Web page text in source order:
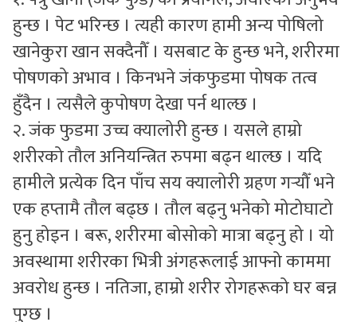
हुन्छ । पेट भरिन्छ । त्यही कारण हामी अन्य पोषिलो
खानेकुरा खान सक्दैनौँ । यसबाट के हुन्छ भने, शरीरमा
पोषणको अभाव । किनभने जंकफुडमा पोषक तत्व
हुँदैन । त्यसैले कुपोषण देखा पर्न थाल्छ ।
२. जंक फुडमा उच्च क्यालोरी हुन्छ । यसले हाम्रो
शरीरको तौल अनियन्त्रित रुपमा बढ्न थाल्छ । यदि
हामीले प्रत्येक दिन पाँच सय क्यालोरी ग्रहण गर्‍यौँ भने
एक हप्तामै तौल बढ्छ । तौल बढ्नु भनेको मोटोघाटो
हुनु होइन । बरू, शरीरमा बोसोको मात्रा बढ्नु हो । यो
अवस्थामा शरीरका भित्री अंगहरूलाई आफ्नो काममा
अवरोध हुन्छ । नतिजा, हाम्रो शरीर रोगहरूको घर बन्न
पुग्छ ।